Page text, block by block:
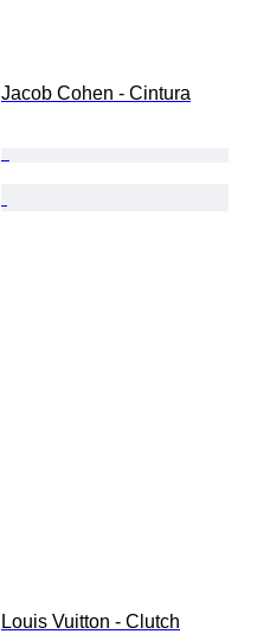
Jacob Cohen - Cintura
Louis Vuitton - Clutch